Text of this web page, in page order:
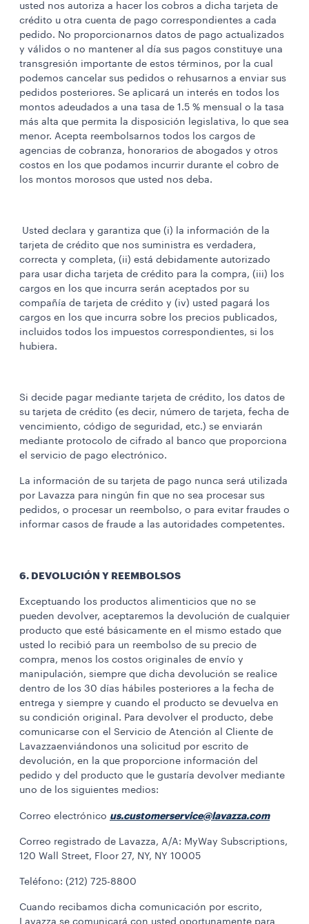
usted nos autoriza a hacer los cobros a dicha tarjeta de
crédito u otra cuenta de pago correspondientes a cada
pedido. No proporcionarnos datos de pago actualizados
y válidos o no mantener al día sus pagos constituye una
transgresión importante de estos términos, por la cual
podemos cancelar sus pedidos o rehusarnos a enviar sus
pedidos posteriores. Se aplicará un interés en todos los
montos adeudados a una tasa de 1.5 % mensual o la tasa
más alta que permita la disposición legislativa, lo que sea
menor. Acepta reembolsarnos todos los cargos de
agencias de cobranza, honorarios de abogados y otros
costos en los que podamos incurrir durante el cobro de
los montos morosos que usted nos deba.
Usted declara y garantiza que (i) la información de la
tarjeta de crédito que nos suministra es verdadera,
correcta y completa, (ii) está debidamente autorizado
para usar dicha tarjeta de crédito para la compra, (iii) los
cargos en los que incurra serán aceptados por su
compañía de tarjeta de crédito y (iv) usted pagará los
cargos en los que incurra sobre los precios publicados,
incluidos todos los impuestos correspondientes, si los
hubiera.
Si decide pagar mediante tarjeta de crédito, los datos de
su tarjeta de crédito (es decir, número de tarjeta, fecha de
vencimiento, código de seguridad, etc.) se enviarán
mediante protocolo de cifrado al banco que proporciona
el servicio de pago electrónico.
La información de su tarjeta de pago nunca será utilizada
por Lavazza para ningún fin que no sea procesar sus
pedidos, o procesar un reembolso, o para evitar fraudes o
informar casos de fraude a las autoridades competentes.
6. DEVOLUCIÓN Y REEMBOLSOS
Exceptuando los productos alimenticios que no se
pueden devolver, aceptaremos la devolución de cualquier
producto que esté básicamente en el mismo estado que
usted lo recibió para un reembolso de su precio de
compra, menos los costos originales de envío y
manipulación, siempre que dicha devolución se realice
dentro de los 30 días hábiles posteriores a la fecha de
entrega y siempre y cuando el producto se devuelva en
su condición original. Para devolver el producto, debe
comunicarse con el Servicio de Atención al Cliente de
Lavazzaenviándonos una solicitud por escrito de
devolución, en la que proporcione información del
pedido y del producto que le gustaría devolver mediante
uno de los siguientes medios:
Correo electrónico us.customerservice@lavazza.com
Correo registrado de Lavazza, A/A: MyWay Subscriptions,
120 Wall Street, Floor 27, NY, NY 10005
Teléfono: (212) 725-8800
Cuando recibamos dicha comunicación por escrito,
Lavazza se comunicará con usted oportunamente para